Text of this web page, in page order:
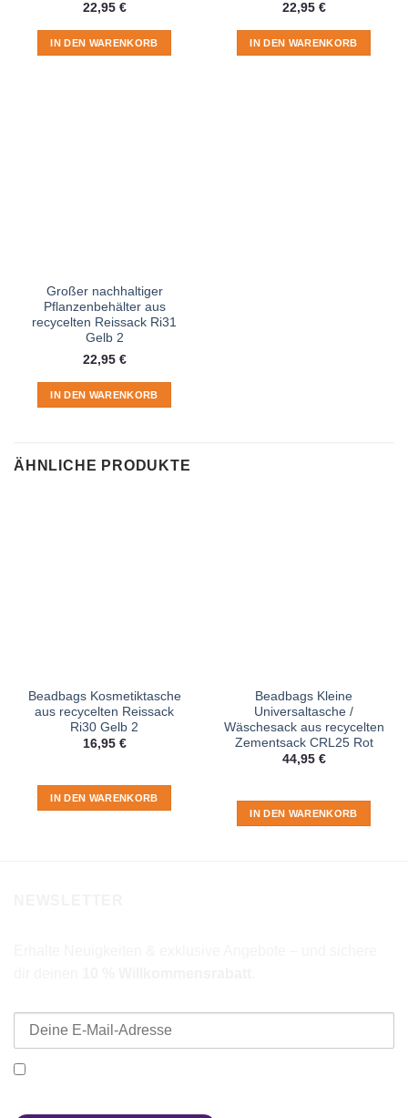
22,95 €
IN DEN WARENKORB
22,95 €
IN DEN WARENKORB
Großer nachhaltiger
Pflanzenbehälter aus
recycelten Reissack Ri31
Gelb 2
22,95 €
IN DEN WARENKORB
ÄHNLICHE PRODUKTE
Beadbags Kosmetiktasche
aus recycelten Reissack
Ri30 Gelb 2
16,95 €
IN DEN WARENKORB
Beadbags Kleine
Universaltasche /
Wäschesack aus recycelten
Zementsack CRL25 Rot
44,95 €
IN DEN WARENKORB